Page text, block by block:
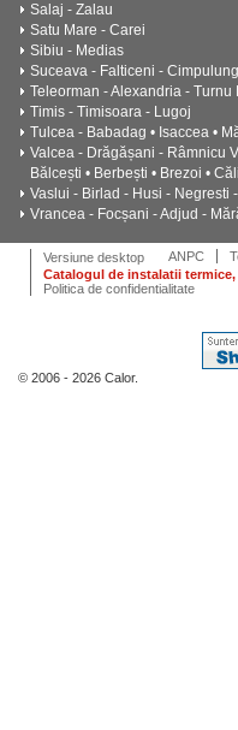
Salaj - Zalau
Satu Mare - Carei
Sibiu - Medias
Suceava - Falticeni - Cimpulung
Teleorman - Alexandria -
Timis - Timisoara - Lugoj
Tulcea - Babadag • Isaccea •
Valcea - Drăgășani - Râmnicu
Bălcești • Berbești • Brezoi •
Vaslui - Birlad - Husi - Negresti
Vrancea - Focșani - Adjud -
Versiune desktop ANPC
Catalogul de instalatii
Politica de confidentialitate
© 2006 - 2026 Calor.